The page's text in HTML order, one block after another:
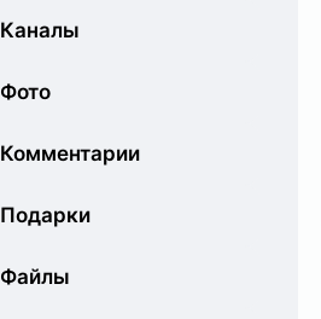
Каналы
Фото
Комментарии
Подарки
Файлы